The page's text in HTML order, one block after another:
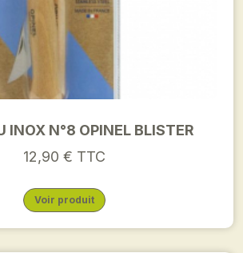
INOX N°8 OPINEL BLISTER
12,90 € TTC
Voir produit